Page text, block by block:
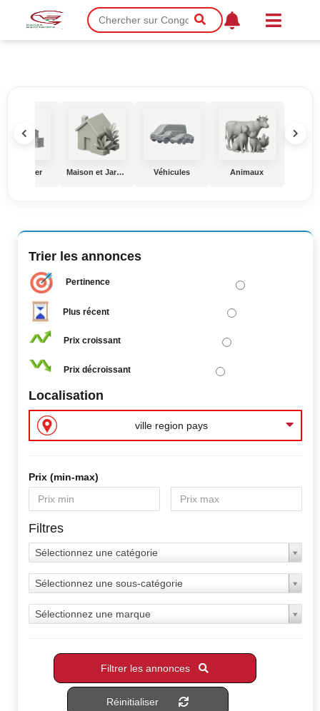
Immobilier Maison et Jardin Véhicules Animaux
Trier les annonces
Pertinence
Plus récent
Prix croissant
Prix décroissant
Localisation
ville region pays
Prix ​​(min-max)
Filtres
Sélectionnez une catégorie
Sélectionnez une sous-catégorie
Sélectionnez une marque
Filtrer les annonces
Réinitialiser